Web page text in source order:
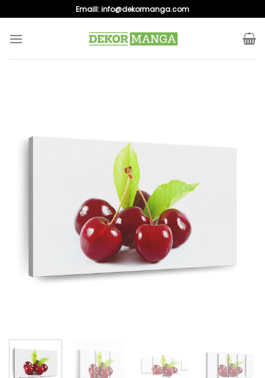
to
content
Emaill:info@dekormanga.com